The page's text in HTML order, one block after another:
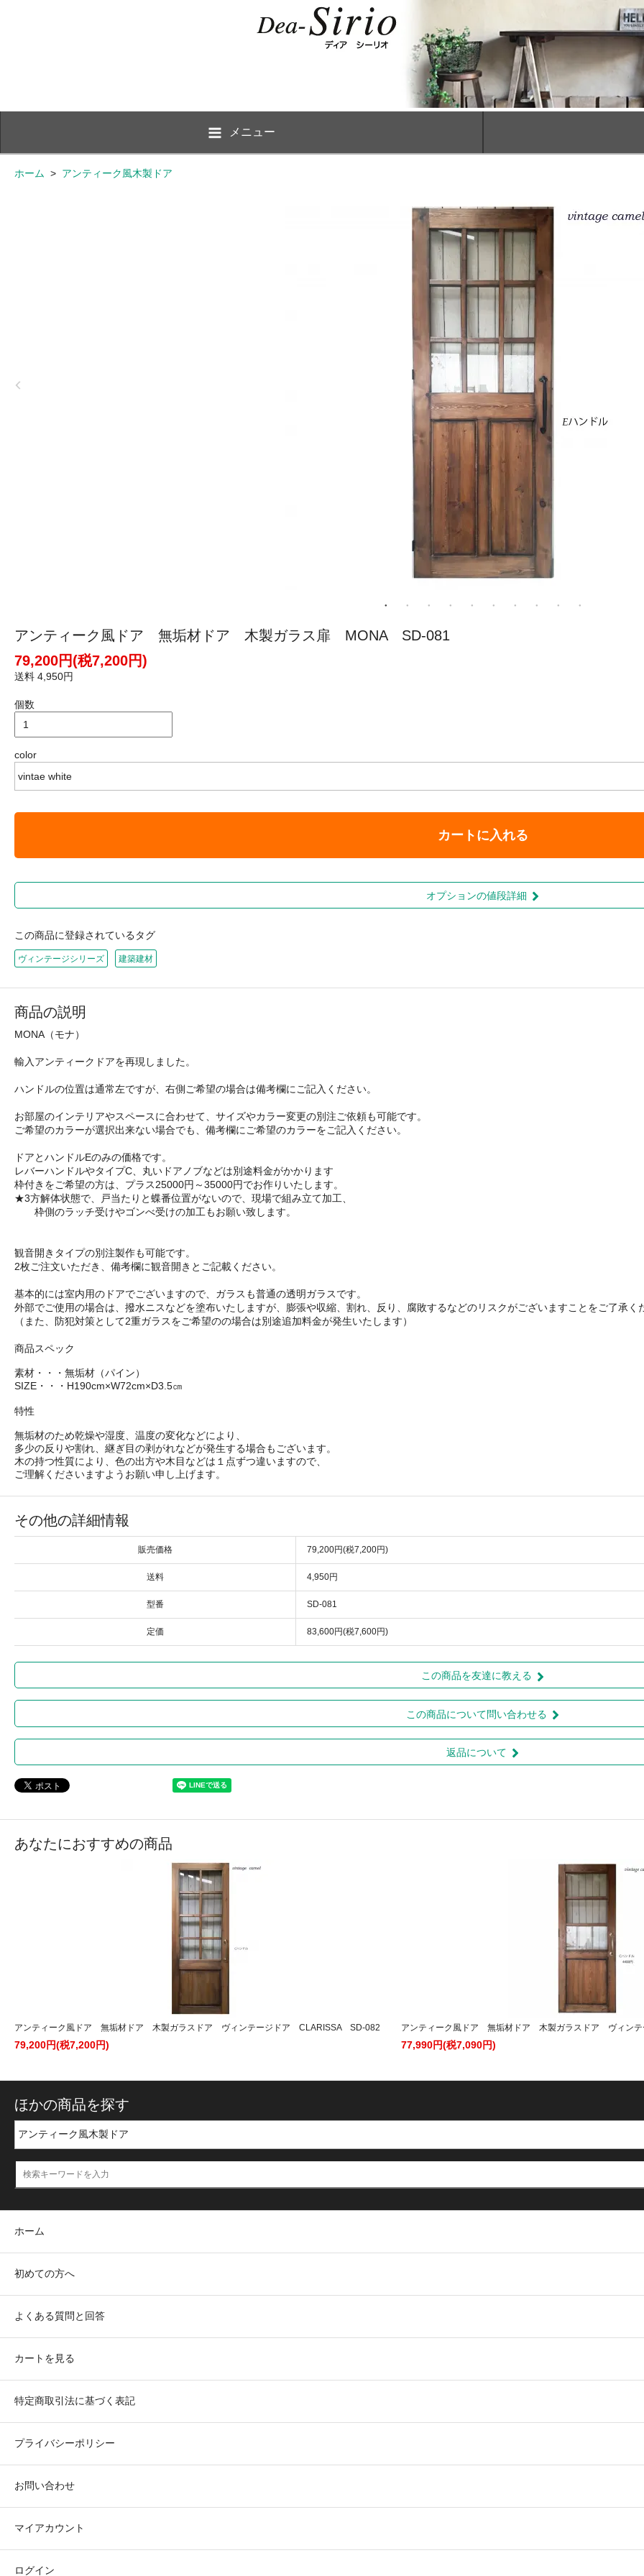
メニュー
ホーム > アンティーク風木製ドア
アンティーク風ドア 無垢材ドア 木製ガラス扉 MONA SD-081
79,200円(税7,200円)
送料 4,950円
個数
color
カートに入れる
オプションの値段詳細
この商品に登録されているタグ
ヴィンテージシリーズ 建築建材
商品の説明
MONA（モナ）
輸入アンティークドアを再現しました。
ハンドルの位置は通常左ですが、右側ご希望の場合は備考欄にご記入ください。
お部屋のインテリアやスペースに合わせて、サイズやカラー変更の別注ご依頼も可能です。
ご希望のカラーが選択出来ない場合でも、備考欄にご希望のカラーをご記入ください。
ドアとハンドルEのみの価格です。
レバーハンドルやタイプC、丸いドアノブなどは別途料金がかかります
枠付きをご希望の方は、プラス25000円～35000円でお作りいたします。
★3方解体状態で、戸当たりと蝶番位置がないので、現場で組み立て加工、
枠側のラッチ受けやゴンべ受けの加工もお願い致します。
観音開きタイプの別注製作も可能です。
2枚ご注文いただき、備考欄に観音開きとご記載ください。
基本的には室内用のドアでございますので、ガラスも普通の透明ガラスです。
外部でご使用の場合は、撥水ニスなどを塗布いたしますが、膨張や収縮、割れ、反り、腐敗するなどのリスクがございますことをご了承く
（また、防犯対策として2重ガラスをご希望のの場合は別途追加料金が発生いたします）
商品スペック
素材・・・無垢材（パイン）
SIZE・・・H190cm×W72cm×D3.5㎝
特性
無垢材のため乾燥や湿度、温度の変化などにより、
多少の反りや割れ、継ぎ目の剥がれなどが発生する場合もございます。
木の持つ性質により、色の出方や木目などは１点ずつ違いますので、
ご理解くださいますようお願い申し上げます。
その他の詳細情報
販売価格 79,200円(税7,200円)
送料 4,950円
型番 SD-081
定価 83,600円(税7,600円)
この商品を友達に教える
この商品について問い合わせる
返品について
あなたにおすすめの商品
アンティーク風ドア 無垢材ドア 木製ガラスドア ヴィンテージドア CLARISSA SD-082
79,200円(税7,200円)
アンティーク風ドア 無垢材ドア 木製ガラスドア ヴィン
77,990円(税7,090円)
ほかの商品を探す
ホーム
初めての方へ
よくある質問と回答
カートを見る
特定商取引法に基づく表記
プライバシーポリシー
お問い合わせ
マイアカウント
ログイン